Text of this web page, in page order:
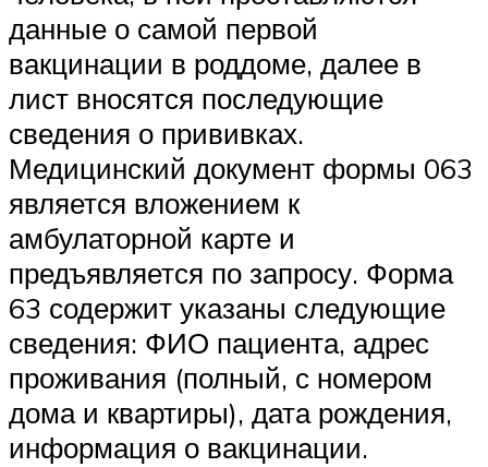
данные о самой первой
вакцинации в роддоме, далее в
лист вносятся последующие
сведения о прививках.
Медицинский документ формы 063
является вложением к
амбулаторной карте и
предъявляется по запросу. Форма
63 содержит указаны следующие
сведения: ФИО пациента, адрес
проживания (полный, с номером
дома и квартиры), дата рождения,
информация о вакцинации.